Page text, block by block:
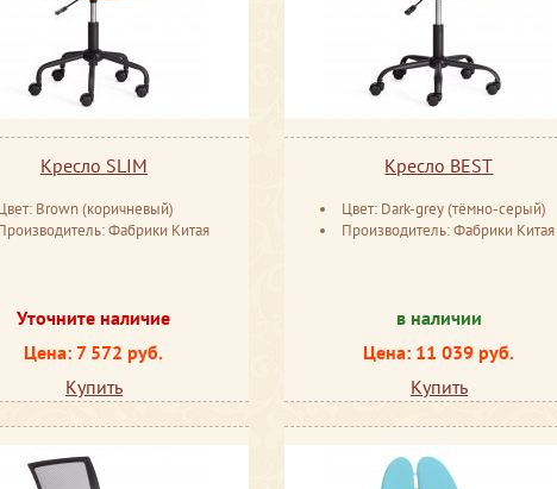
Кресло SLIM
Brown (коричневый)
Фабрики Китая
Уточните наличие
Цена: 7 572 руб.
Купить
Кресло BEST
Цвет: Dark-grey (тёмно-cерый)
Производитель: Фабрики Китая
в наличии
Цена: 11 039 руб.
Купить